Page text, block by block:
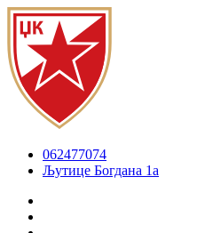
062477074
Љутице Богдана 1а